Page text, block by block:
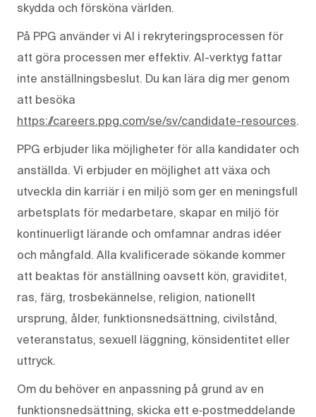
skydda och försköna världen.
På PPG använder vi AI i rekryteringsprocessen för
att göra processen mer effektiv. AI-verktyg fattar
inte anställningsbeslut. Du kan lära dig mer genom
att besöka
https://careers.ppg.com/se/sv/candidate-resources.
PPG erbjuder lika möjligheter för alla kandidater och
anställda. Vi erbjuder en möjlighet att växa och
utveckla din karriär i en miljö som ger en meningsfull
arbetsplats för medarbetare, skapar en miljö för
kontinuerligt lärande och omfamnar andras idéer
och mångfald. Alla kvalificerade sökande kommer
att beaktas för anställning oavsett kön, graviditet,
ras, färg, trosbekännelse, religion, nationellt
ursprung, ålder, funktionsnedsättning, civilstånd,
veteranstatus, sexuell läggning, könsidentitet eller
uttryck.
Om du behöver en anpassning på grund av en
funktionsnedsättning, skicka ett e‑postmeddelande